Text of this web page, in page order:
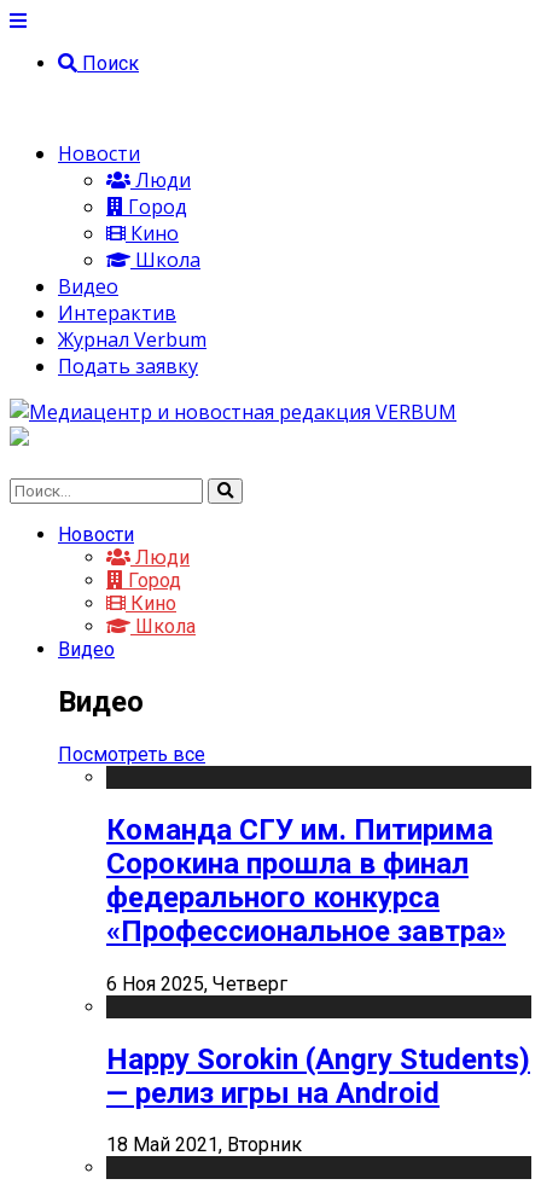
Поиск
Новости
Люди
Город
Кино
Школа
Видео
Интерактив
Журнал Verbum
Подать заявку
Новости
Люди
Город
Кино
Школа
Видео
Видео
Посмотреть все
Команда СГУ им. Питирима
Сорокина прошла в финал
федерального конкурса
«Профессиональное завтра»
6 Ноя 2025, Четверг
Happy Sorokin (Angry Students)
— релиз игры на Android
18 Май 2021, Вторник